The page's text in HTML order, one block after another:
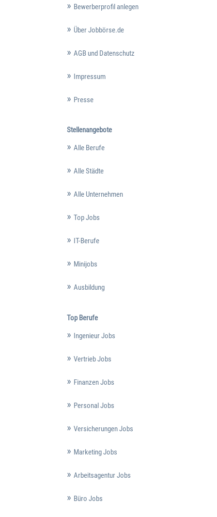
Bewerberprofil anlegen
Über Jobbörse.de
AGB und Datenschutz
Impressum
Presse
Stellenangebote
Alle Berufe
Alle Städte
Alle Unternehmen
Top Jobs
IT-Berufe
Minijobs
Ausbildung
Top Berufe
Ingenieur Jobs
Vertrieb Jobs
Finanzen Jobs
Personal Jobs
Versicherungen Jobs
Marketing Jobs
Arbeitsagentur Jobs
Büro Jobs